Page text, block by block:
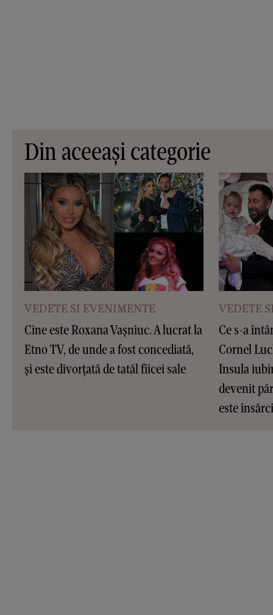
Din aceeași categorie
VEDETE SI EVENIMENTE
Cine este Roxana Vașniuc. A lucrat la
Etno TV, de unde a fost concediată,
și este divorțată de tatăl fiicei sale
VEDETE
Ce s-a
Cornel
Insula
devenit
este